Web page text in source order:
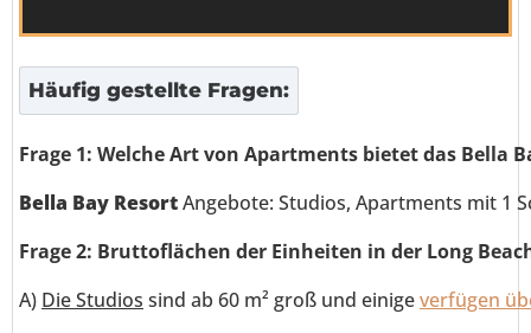
Häufig gestellte Fragen:
Frage 1: Welche Art von Apartments bietet das Bella
Bella Bay ResortAngebote: Studios, Apartments mit 1
Frage 2: Bruttoflächen der Einheiten in der Long
A) Die Studios sind ab 60 m² groß und einigeverfügen